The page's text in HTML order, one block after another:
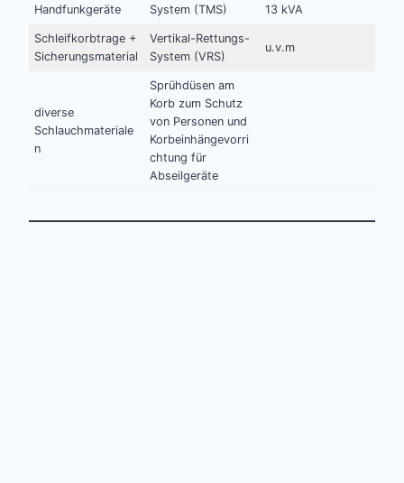
Handfunkgeräte
System (TMS)
13 kVA
Schleifkorbtrage +
Sicherungsmaterial
Vertikal-Rettungs-
System (VRS)
u.v.m
diverse
Schlauchmateriale
n
Sprühdüsen am
Korb zum Schutz
von Personen und
Korbeinhängevorri
chtung für
Abseilgeräte